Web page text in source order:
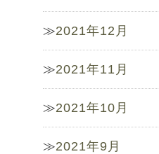
2021年12月
2021年11月
2021年10月
2021年9月